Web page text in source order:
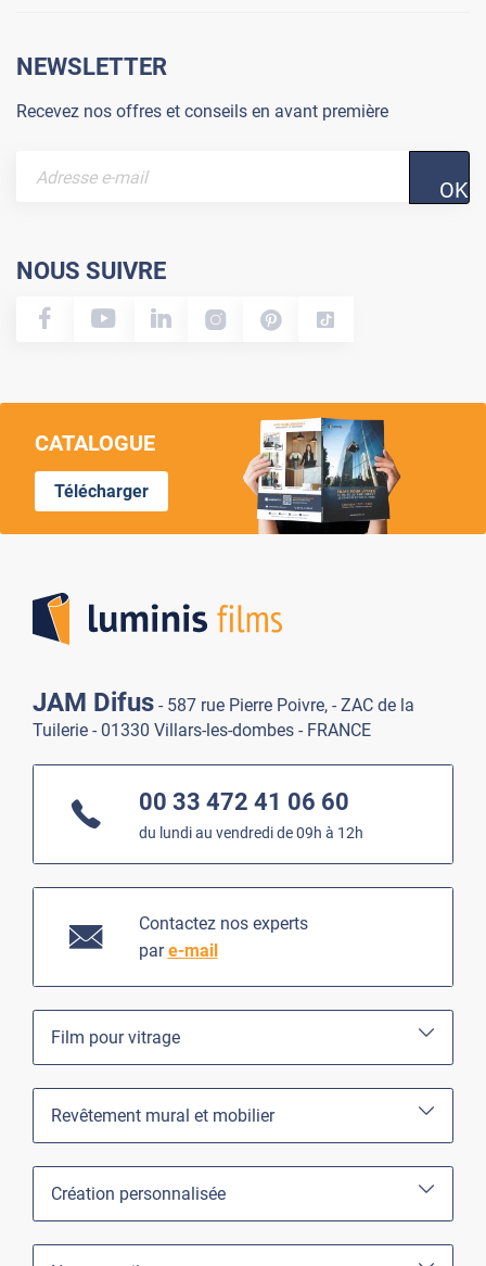
NEWSLETTER
Recevez nos offres et conseils en avant première
OK
NOUS SUIVRE
CATALOGUE
Télécharger
JAM Difus - 587 rue Pierre Poivre, - ZAC de la
Tuilerie - 01330 Villars-les-dombes - FRANCE
00 33 472 41 06 60
du lundi au vendredi de 09h à 12h
Contactez nos experts
pare-mail
Film pour vitrage
Revêtement mural et mobilier
Création personnalisée